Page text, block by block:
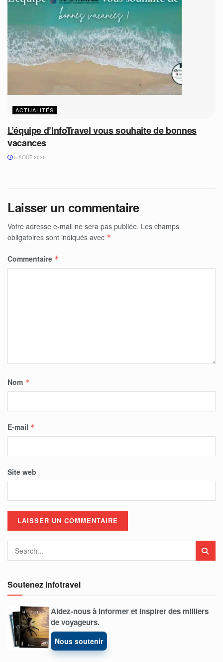
ACTUALITÉS
L’équipe d’InfoTravel vous souhaite de bonnes
vacances
5 AOÛT 2026
Laisser un commentaire
Votre adresse e-mail ne sera pas publiée. Les champs
obligatoires sont indiqués avec *
Commentaire *
Nom *
E-mail *
Site web
Soutenez Infotravel
Aidez-nous à informer et inspirer des milliers
de voyageurs.
Nous soutenir